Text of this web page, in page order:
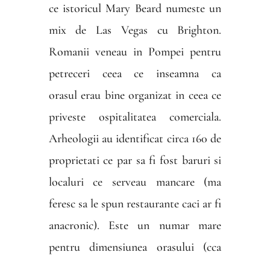
ce istoricul Mary Beard numeste un
mix de Las Vegas cu Brighton.
Romanii veneau in Pompei pentru
petreceri ceea ce inseamna ca
orasul erau bine organizat in ceea ce
priveste ospitalitatea comerciala.
Arheologii au identificat circa 160 de
proprietati ce par sa fi fost baruri si
localuri ce serveau mancare (ma
feresc sa le spun restaurante caci ar fi
anacronic). Este un numar mare
pentru dimensiunea orasului (cca